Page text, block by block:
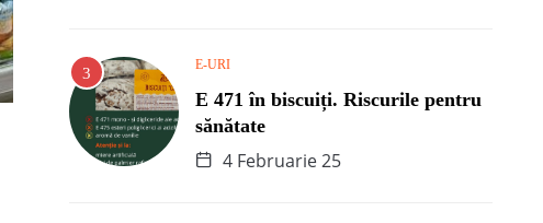
E-URI
E 471 în biscuiți. Riscurile pentru
sănătate
4 Februarie 25